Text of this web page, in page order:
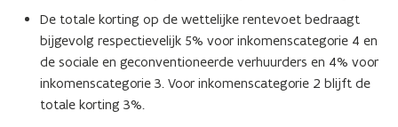
De totale korting op de wettelijke rentevoet bedraagt
bijgevolg respectievelijk 5% voor inkomenscategorie 4 en
de sociale en geconventioneerde verhuurders en 4% voor
inkomenscategorie 3. Voor inkomenscategorie 2 blijft de
totale korting 3%.